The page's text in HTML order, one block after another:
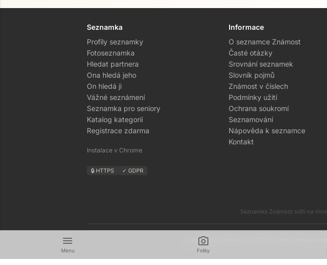
menu
Menu
camera_alt
Fotky
Seznamka
Profily seznamky
Fotoseznamka
Hledat partnera
Ona hledá jeho
On hledá ji
Vážné seznámení
Seznamka pro seniory
Katalog kategorií
Registrace zdarma
Instalace v Chrome
🔒 HTTPS ✓ GDPR
Informace
O seznamce Známost
Časté otázky
Srovnání seznamek
Slovník pojmů
Známost v číslech
Podmínky užití
Ochrana soukromí
Seznamování
Nápověda k seznamce
Kontakt
Seznamka Známost sídlí na
Seznamka Známost má 70 621 členů,